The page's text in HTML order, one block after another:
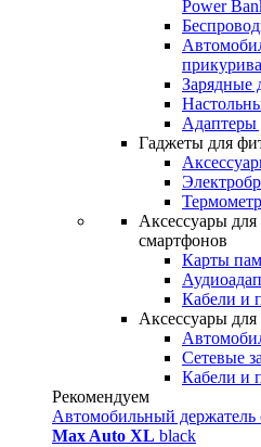
Power
Зарядные
Адаптеры
Гаджеты для
Аксессуары
смартфонов
Карты
Кабели и
Аксессуары
Сетевые
Кабели и
Рекомендуем
Автомобильный держатель
Max Auto XL black